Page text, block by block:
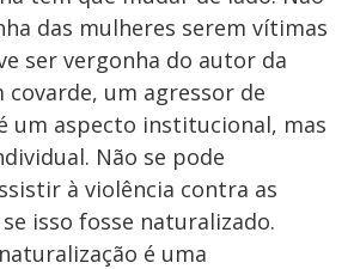
d
e
o
das mulheres serem vítimas
ser vergonha do autor da
covarde, um agressor de
um aspecto institucional, mas
Não se pode
à violência contra as
isso fosse naturalizado.
é uma